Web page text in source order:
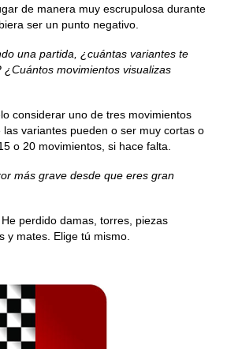
de manera muy escrupulosa durante
ser un punto negativo.
una partida, ¿cuántas variantes te
¿Cuántos movimientos visualizas
considerar uno de tres movimientos
variantes pueden o ser muy cortas o
o 20 movimientos, si hace falta.
más grave desde que eres gran
perdido damas, torres, piezas
y mates. Elige tú mismo.